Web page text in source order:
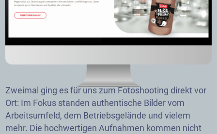
Zweimal ging es für uns zum Fotoshooting direkt vor
Ort: Im Fokus standen authentische Bilder vom
Arbeitsumfeld, dem Betriebsgelände und vielem
mehr. Die hochwertigen Aufnahmen kommen nicht